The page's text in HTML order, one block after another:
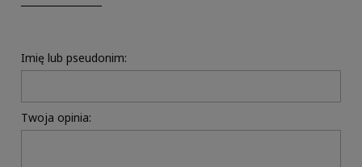
Imię lub pseudonim:
Twoja opinia: